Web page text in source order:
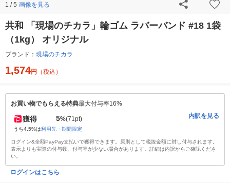
1 / 5 画像を見る
共和 「現場のチカラ」輪ゴム ラバーバンド #18 1袋
（1kg） オリジナル
ブランド： 現場のチカラ
1,574円 （税込）
お買い物でもらえる特典最大付与率16%
獲得 5%(71pt)
うち4.5%は利用先・期間限定
内訳を見る
ログイン&全額PayPay支払いで獲得できます。原則として税抜金額に対し付与されます。
表示よりも実際の付与数、付与率が少ない場合があります。詳細は内訳からご確認くださ
い。
ログインはこちら